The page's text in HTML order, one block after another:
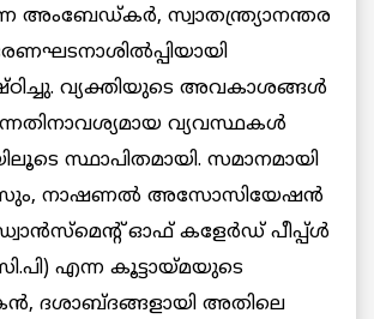
അംബേഡ്കർ, സ്വാതന്ത്ര്യാനന്തര
വ്യക്തിയുടെ അവകാശങ്ങള്‍
വ്യവസ്ഥകള്‍
സ്ഥാപിതമായി. സമാനമായി
നാഷണല്‍ അസോസിയേഷന്‍
ഓഫ് കളേര്‍ഡ് പീപ്പ്ള്‍
എന്ന കൂട്ടായ്മയുടെ
ദശാബ്ദങ്ങളായി അതിലെ